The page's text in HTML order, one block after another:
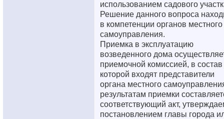
использованием садового
Решение данного вопроса
в компетенции органов местного
самоуправления.
Приемка в эксплуатацию
возведенного дома
приемочной комиссией, в состав
которой входят представители
органа местного
результатам приемки
соответствующий акт,
постановлением главы города